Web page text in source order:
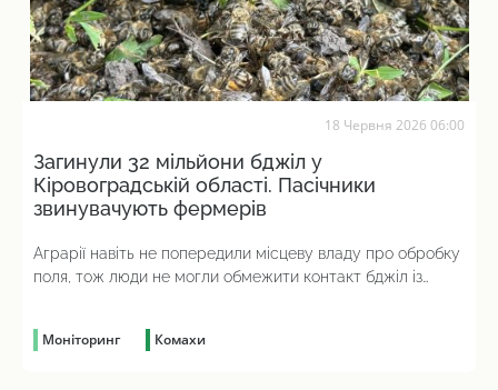
18 Червня 2026 06:00
Загинули 32 мільйони бджіл у
Кіровоградській області. Пасічники
звинувачують фермерів
Аграрії навіть не попередили місцеву владу про обробку
поля, тож люди не могли обмежити контакт бджіл із
Моніторинг Комахи